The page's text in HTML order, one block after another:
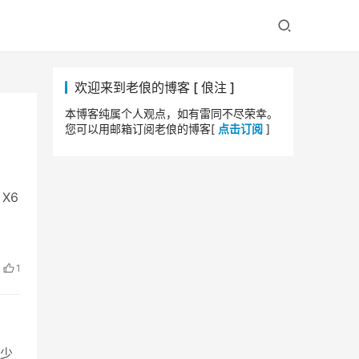
1
欢迎来到老俍的博客 [ 俍注 ]
本博客纯属个人观点，如有雷同不尽荣幸。
您可以用邮箱订阅老俍的博客[ 点击订阅 ]